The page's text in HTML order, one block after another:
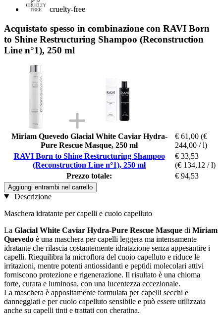
cruelty-free
Acquistato spesso in combinazione con RAVI Born
to Shine Restructuring Shampoo (Reconstruction
Line n°1), 250 ml
Miriam Quevedo Glacial White Caviar Hydra-
Pure Rescue Masque, 250 ml
€ 61,00 (€
244,00 / l)
RAVI Born to Shine Restructuring Shampoo
(Reconstruction Line n°1), 250 ml
€ 33,53
(€ 134,12 / l)
Prezzo totale:
€ 94,53
Aggiungi entrambi nel carrello
Descrizione
Maschera idratante per capelli e cuoio capelluto
La Glacial White Caviar Hydra-Pure Rescue Masque di Miriam
Quevedo è una maschera per capelli leggera ma intensamente
idratante che rilascia costantemente idratazione senza appesantire i
capelli. Riequilibra la microflora del cuoio capelluto e riduce le
irritazioni, mentre potenti antiossidanti e peptidi molecolari attivi
forniscono protezione e rigenerazione. Il risultato è una chioma
forte, curata e luminosa, con una lucentezza eccezionale.
La maschera è appositamente formulata per capelli secchi e
danneggiati e per cuoio capelluto sensibile e può essere utilizzata
anche su capelli tinti e trattati con cheratina.